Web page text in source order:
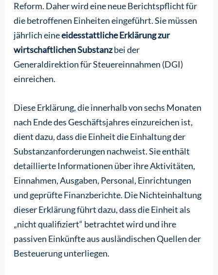
Reform. Daher wird eine neue Berichtspflicht für
die betroffenen Einheiten eingeführt. Sie müssen
jährlich eineeidesstattliche Erklärung zur
wirtschaftlichen Substanzbei der
Generaldirektion für Steuereinnahmen (DGI)
einreichen.
Diese Erklärung, die innerhalb von sechs Monaten
nach Ende des Geschäftsjahres einzureichen ist,
dient dazu, dass die Einheit die Einhaltung der
Substanzanforderungen nachweist. Sie enthält
detaillierte Informationen über ihre Aktivitäten,
Einnahmen, Ausgaben, Personal, Einrichtungen
und geprüfte Finanzberichte. Die Nichteinhaltung
dieser Erklärung führt dazu, dass die Einheit als
„nicht qualifiziert“ betrachtet wird und ihre
passiven Einkünfte aus ausländischen Quellen der
Besteuerung unterliegen.